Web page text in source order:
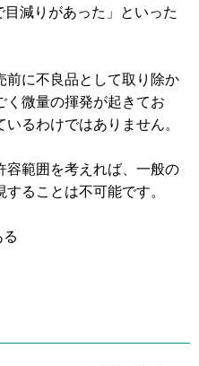
減りがあった」といった
前に不良品として取り除か
く微量の揮発が起きてお
るわけではありません。
容範囲を考えれば、一般の
ることは不可能です。